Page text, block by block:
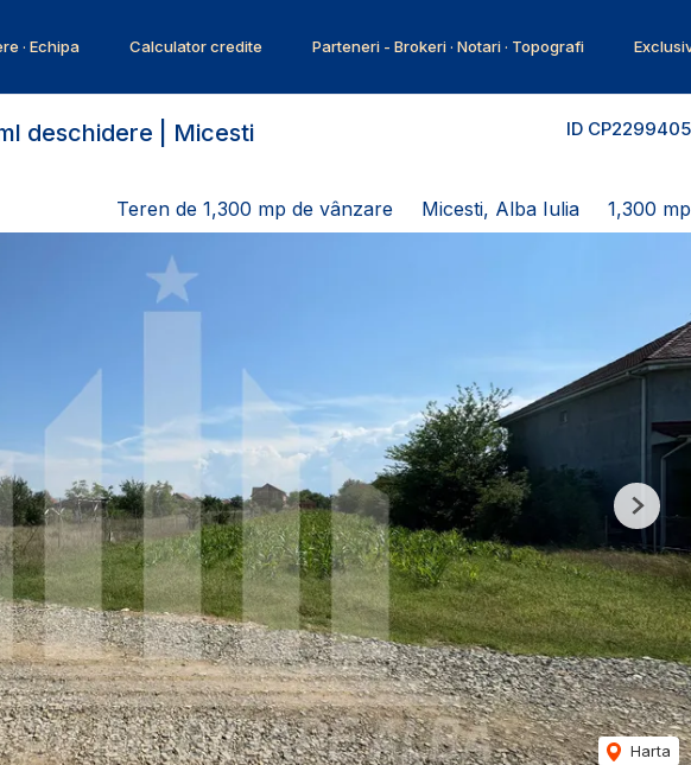
· Echipa Calculator credite Parteneri - Brokeri · Notari · Topografi
ID CP2299405
deschidere | Micesti
Teren de 1,300 mp de vânzare Micesti, Alba Iulia 1,300 mp
Harta
Next